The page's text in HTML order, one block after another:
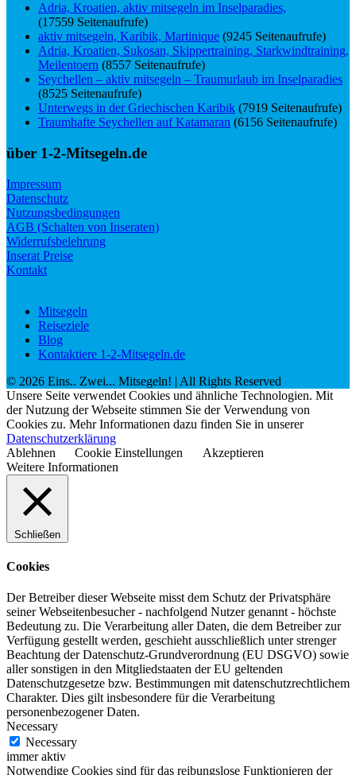
Adria, Kroatien, aktiv mitsegeln im Inselparadies,
(17559 Seitenaufrufe)
aktiv mitsegeln, Karibik, Martinique (9245 Seitenaufrufe)
Adria, Kroatien, Sukosan, Skippertraining, Starkwindtraining,
Meilentoern (8557 Seitenaufrufe)
Seychellen – aktiv mitsegeln – Traumurlaub im Inselparadies
(8525 Seitenaufrufe)
Unterwegs in der Griechischen Karibik (7919 Seitenaufrufe)
Traumhafte Seychellen auf Katamaran (6156 Seitenaufrufe)
über 1-2-Mitsegeln.de
Impressum
Datenschutz
Nutzungsbedingungen
AGB (Schalten von Inseraten)
Widerrufsbelehrung
Inserat Preise
Kontakt
Mitsegeln
Reiseziele
Blog
Kontaktiere 1-2-Mitsegeln.de
© 2026 Eins.. Zwei... Mitsegeln! | All Rights Reserved
Unsere Seite verwendet Cookies und ähnliche Technologien. Mit
der Nutzung der Webseite stimmen Sie der Verwendung von
Cookies zu. Mehr Informationen dazu finden Sie in unserer
Datenschutzerklärung
Ablehnen
Cookie Einstellungen
Akzeptieren
Weitere Informationen
Schließen
Cookies
Der Betreiber dieser Webseite misst dem Schutz der Privatsphäre
seiner Webseitenbesucher - nachfolgend Nutzer genannt - höchste
Bedeutung zu. Die Verarbeitung aller Daten, die dem Betreiber zur
Verfügung gestellt werden, geschieht ausschließlich unter strenger
Beachtung der Datenschutz-Grundverordnung (EU DSGVO) sowie
aller sonstigen in den Mitgliedstaaten der EU geltenden
Datenschutzgesetze bzw. Bestimmungen mit datenschutzrechtlichem
Charakter. Dies gilt insbesondere für die Verarbeitung
personenbezogener Daten.
Necessary
Necessary
immer aktiv
Notwendige Cookies sind für das reibungslose Funktionieren der